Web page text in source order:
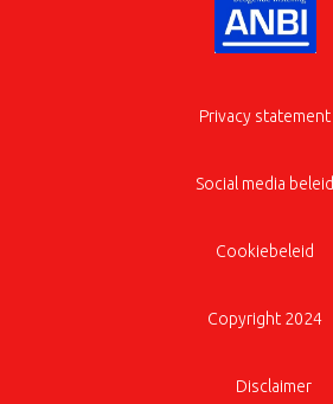
Privacy statement
Social media beleid
Cookiebeleid
Copyright 2024
Disclaimer